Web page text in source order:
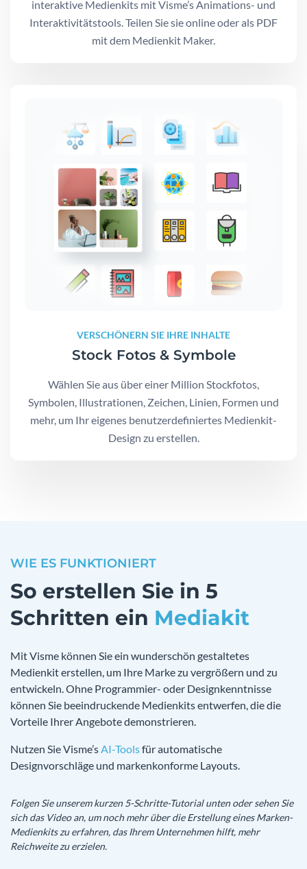
interaktive Medienkits mit Visme’s Animations- und
Interaktivitätstools. Teilen Sie sie online oder als PDF
mit dem Medienkit Maker.
VERSCHÖNERN SIE IHRE INHALTE
Stock Fotos & Symbole
Wählen Sie aus über einer Million Stockfotos,
Symbolen, Illustrationen, Zeichen, Linien, Formen und
mehr, um Ihr eigenes benutzerdefiniertes Medienkit-
Design zu erstellen.
WIE ES FUNKTIONIERT
So erstellen Sie in 5
Schritten ein Mediakit
Mit Visme können Sie ein wunderschön gestaltetes
Medienkit erstellen, um Ihre Marke zu vergrößern und zu
entwickeln. Ohne Programmier- oder Designkenntnisse
können Sie beeindruckende Medienkits entwerfen, die die
Vorteile Ihrer Angebote demonstrieren.
Nutzen Sie Visme’sAI-Toolsfür automatische
Designvorschläge und markenkonforme Layouts.
Folgen Sie unserem kurzen 5-Schritte-Tutorial unten oder sehen Sie
sich das Video an, um noch mehr über die Erstellung eines Marken-
Medienkits zu erfahren, das Ihrem Unternehmen hilft, mehr
Reichweite zu erzielen.